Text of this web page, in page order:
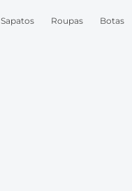
Sapatos Roupas Botas